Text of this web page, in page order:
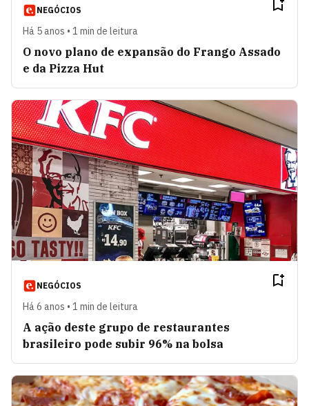
NEGÓCIOS
Há 5 anos • 1 min de leitura
O novo plano de expansão do Frango Assado
e da Pizza Hut
NEGÓCIOS
Há 6 anos • 1 min de leitura
A ação deste grupo de restaurantes
brasileiro pode subir 96% na bolsa